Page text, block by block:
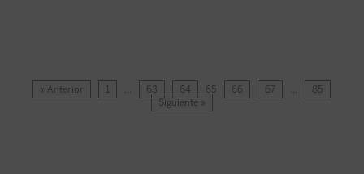
« Anterior 1 … 63 64 65 66 67 …
85
Siguiente »